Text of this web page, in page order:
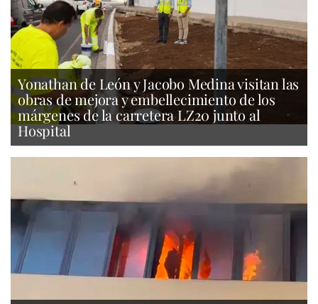
Yonathan de León y Jacobo Medina visitan las
obras de mejora y embellecimiento de los
márgenes de la carretera LZ20 junto al
Hospital